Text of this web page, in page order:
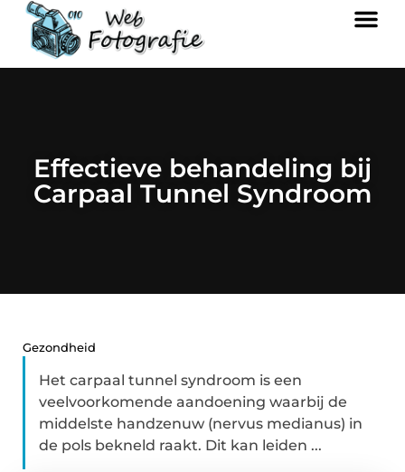
Effectieve behandeling bij
Carpaal Tunnel Syndroom
Gezondheid
Het carpaal tunnel syndroom is een
veelvoorkomende aandoening waarbij de
middelste handzenuw (nervus medianus) in
de pols bekneld raakt. Dit kan leiden ...